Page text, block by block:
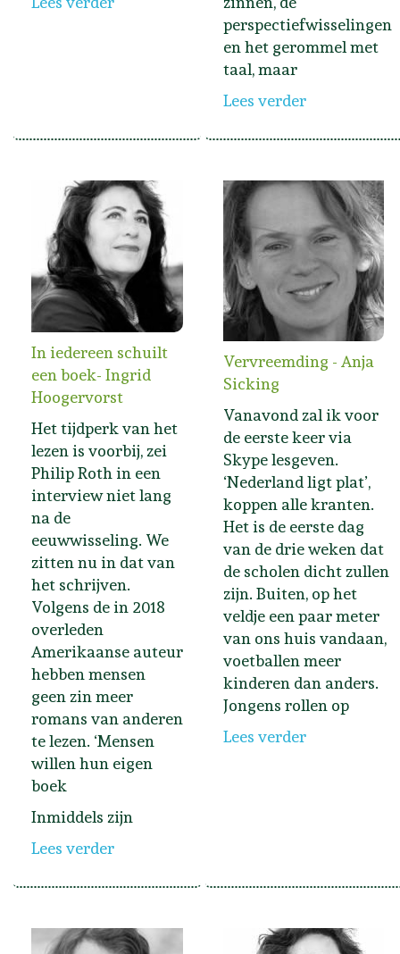
perspectiefwisselingen
en het gerommel met
taal, maar
Lees verder
In iedereen schuilt
een boek- Ingrid
Hoogervorst
Het tijdperk van het
lezen is voorbij, zei
Philip Roth in een
interview niet lang
na de
eeuwwisseling. We
zitten nu in dat van
het schrijven.
Volgens de in 2018
overleden
Amerikaanse auteur
hebben mensen
geen zin meer
romans van anderen
te lezen. ‘Mensen
willen hun eigen
boek
Inmiddels zijn
Lees verder
Vervreemding - Anja
Sicking
Vanavond zal ik voor
de eerste keer via
Skype lesgeven.
‘Nederland ligt plat’,
koppen alle kranten.
Het is de eerste dag
van de drie weken dat
de scholen dicht zullen
zijn. Buiten, op het
veldje een paar meter
van ons huis vandaan,
voetballen meer
kinderen dan anders.
Jongens rollen op
Lees verder